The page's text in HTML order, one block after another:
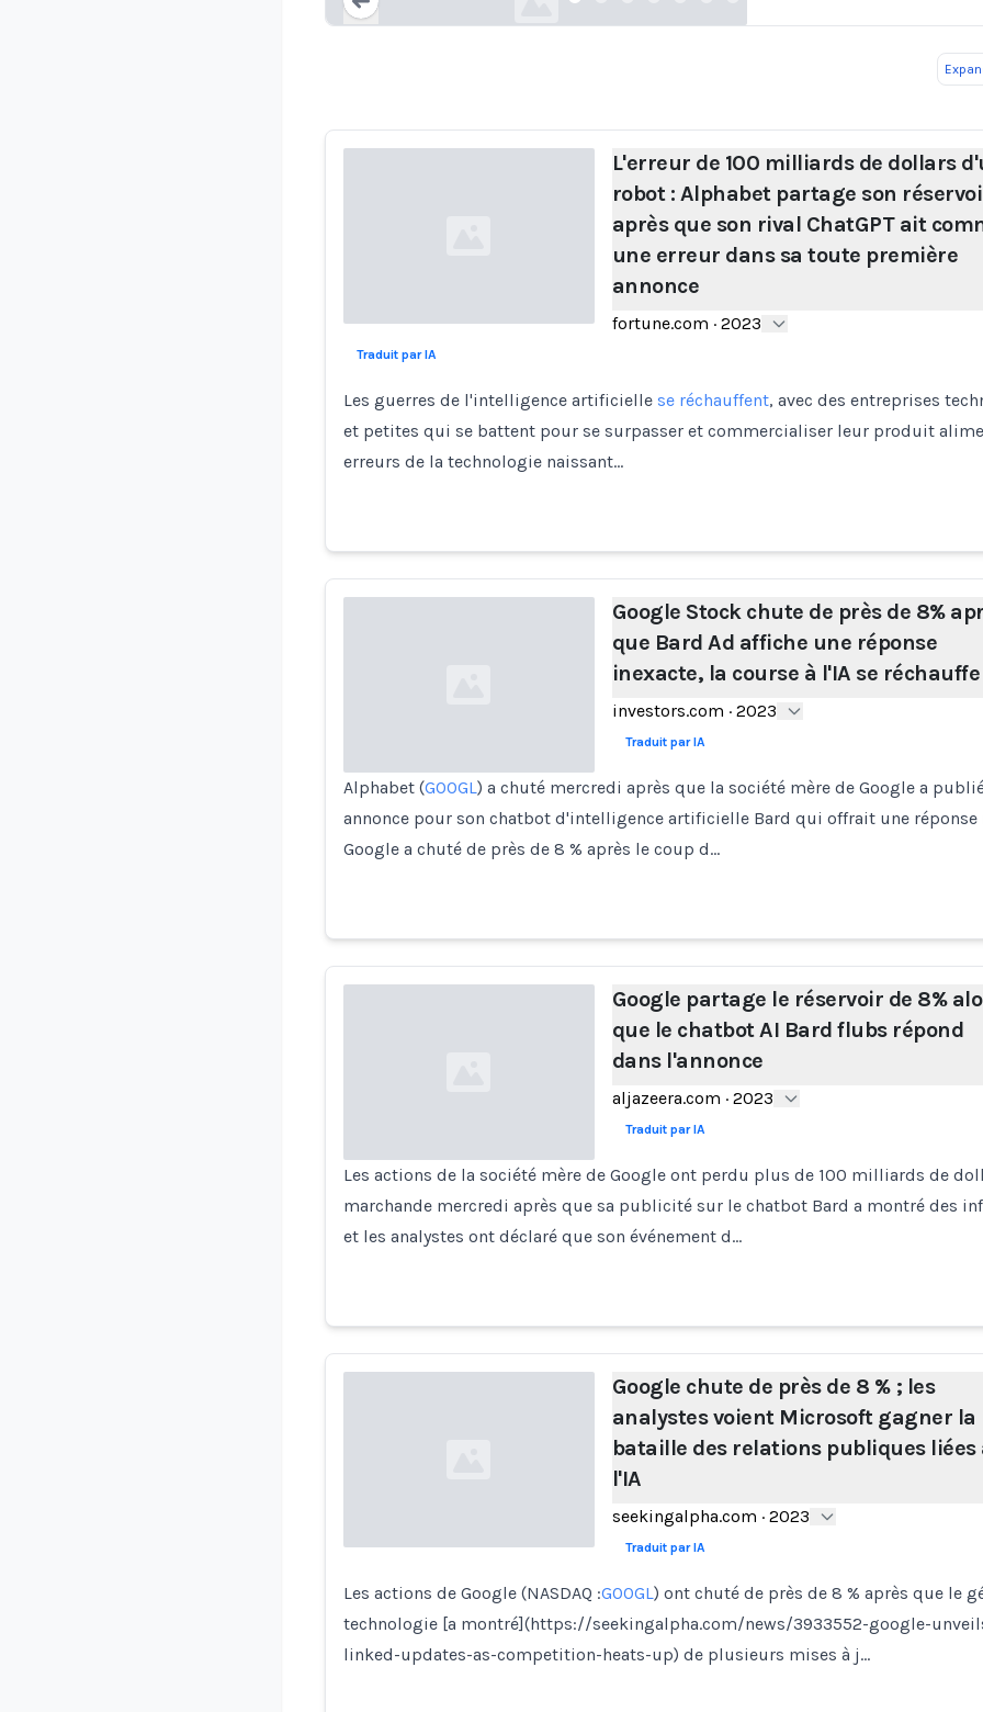
Loading...
L'erreur de 100 milliards de dollars
robot : Alphabet partage son
après que son rival ChatGPT ait
une erreur dans sa toute première
annonce
fortune.com · 2023
Traduit par IA
Les guerres de l'intelligence artificielle se réchauffent, avec des entreprises
et petites qui se battent pour se surpasser et commercialiser leur produit
erreurs de la technologie naissant…
Google Stock chute de près de 8%
que Bard Ad affiche une réponse
inexacte, la course à l'IA se réchauffe
investors.com · 2023
Traduit par IA
Alphabet (GOOGL) a chuté mercredi après que la société mère de Google a
annonce pour son chatbot d'intelligence artificielle Bard qui offrait une réponse
Google a chuté de près de 8 % après le coup d…
Google partage le réservoir de 8%
que le chatbot AI Bard flubs répond
dans l'annonce
aljazeera.com · 2023
Traduit par IA
Les actions de la société mère de Google ont perdu plus de 100 milliards de
marchande mercredi après que sa publicité sur le chatbot Bard a montré des
et les analystes ont déclaré que son événement d…
Google chute de près de 8 % ; les
analystes voient Microsoft gagner la
bataille des relations publiques liées
l'IA
seekingalpha.com · 2023
Traduit par IA
Les actions de Google (NASDAQ :GOOGL) ont chuté de près de 8 % après que le
technologie [a montré](https://seekingalpha.com/news/3933552-google-
linked-updates-as-competition-heats-up) de plusieurs mises à j…